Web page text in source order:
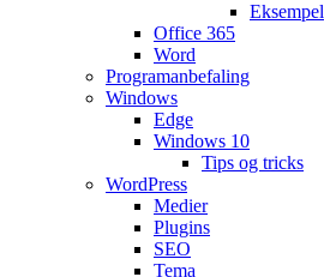
Eksempel
Office 365
Word
Programanbefaling
Windows
Edge
Windows 10
Tips og tricks
WordPress
Medier
Plugins
SEO
Tema